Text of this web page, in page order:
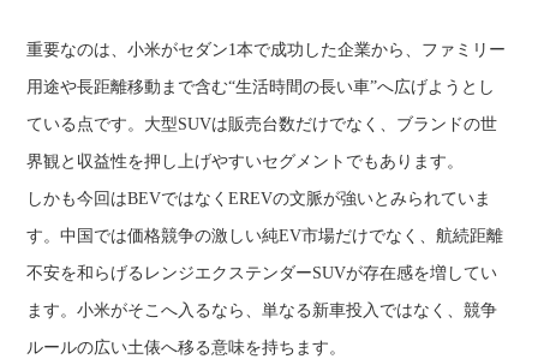
重要なのは、小米がセダン1本で成功した企業から、ファミリー
用途や長距離移動まで含む“生活時間の長い車”へ広げようとし
ている点です。大型SUVは販売台数だけでなく、ブランドの世
界観と収益性を押し上げやすいセグメントでもあります。
しかも今回はBEVではなくEREVの文脈が強いとみられていま
す。中国では価格競争の激しい純EV市場だけでなく、航続距離
不安を和らげるレンジエクステンダーSUVが存在感を増してい
ます。小米がそこへ入るなら、単なる新車投入ではなく、競争
ルールの広い土俵へ移る意味を持ちます。